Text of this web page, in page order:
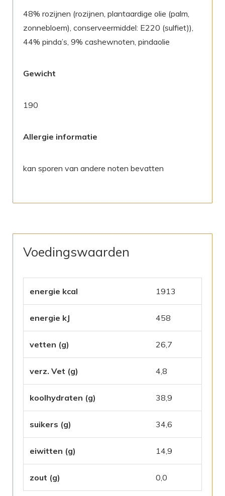
48% rozijnen (rozijnen, plantaardige olie (palm,
zonnebloem), conserveermiddel: E220 (sulfiet)),
44% pinda’s, 9% cashewnoten, pindaolie
Gewicht
190
Allergie informatie
kan sporen van andere noten bevatten
Voedingswaarden
energie kcal 1913
energie kJ 458
vetten (g) 26,7
verz. Vet (g) 4,8
koolhydraten (g) 38,9
suikers (g) 34,6
eiwitten (g) 14,9
zout (g) 0,0